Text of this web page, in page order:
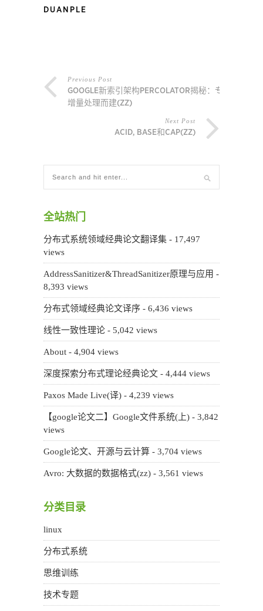
DUANPLE
Previous Post
GOOGLE新索引架构PERCOLATOR揭秘：专为
增量处理而建(ZZ)
Next Post
ACID, BASE和CAP(ZZ)
全站热门
分布式系统领域经典论文翻译集 - 17,497
views
AddressSanitizer&ThreadSanitizer原理与应用 -
8,393 views
分布式领域经典论文译序 - 6,436 views
线性一致性理论 - 5,042 views
About - 4,904 views
深度探索分布式理论经典论文 - 4,444 views
Paxos Made Live(译) - 4,239 views
【google论文二】Google文件系统(上) - 3,842
views
Google论文、开源与云计算 - 3,704 views
Avro: 大数据的数据格式(zz) - 3,561 views
分类目录
linux
分布式系统
思维训练
技术专题